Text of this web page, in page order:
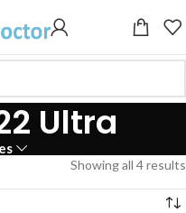
Ultra
Showing all 4 results